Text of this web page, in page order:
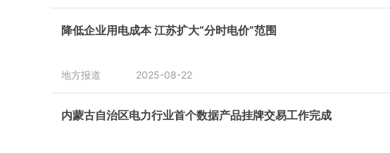
降低企业用电成本 江苏扩大“分时电价”范围
地方报道 2025-08-22
内蒙古自治区电力行业首个数据产品挂牌交易工作完成